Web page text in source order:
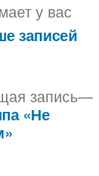
у вас
записей
запись
«Не